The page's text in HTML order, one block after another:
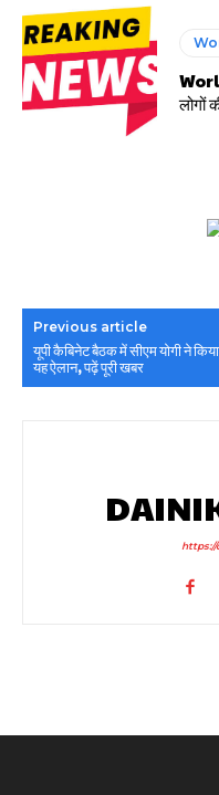
लोगों
Previous article
यूपी कैबिनेट बैठक में सीएम योगी ने किया
यह ऐलान, पढ़ें पूरी खबर
https://